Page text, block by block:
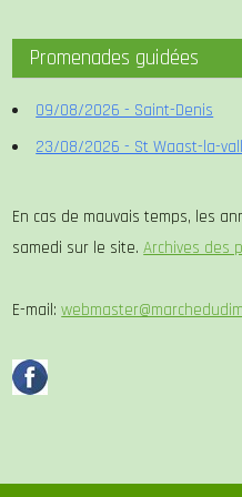
Promenades guidées
09/08/2026 - Saint-Denis
23/08/2026 - St Waast-la-
En cas de mauvais temps, les
samedi sur le site.Archives des
E-mail: